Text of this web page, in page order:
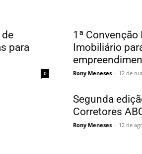
para
0
1ª
Imobiliário
Rony Meneses - 12 de
Segunda
Corretores
Rony Meneses - 12 de